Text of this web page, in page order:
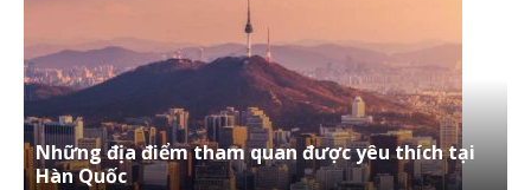
Những địa điểm tham quan được yêu thích tại
Hàn Quốc